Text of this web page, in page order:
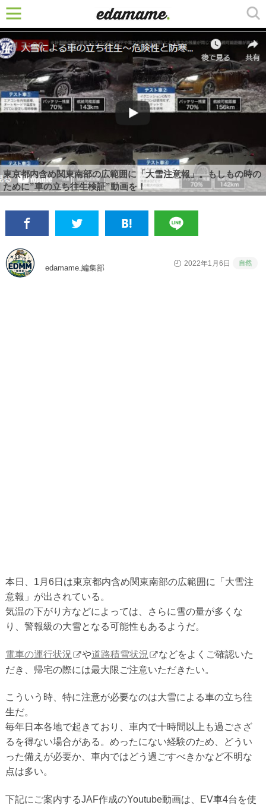
東京都内含め関東南部の広範囲に「大雪注意報」。もしもの時の
ために”車の立ち往生検証”動画を！
edamame.編集部
2022年1月6日 自然
本日、1月6日は東京都内含め関東南部の広範囲に「大雪注
意報」が出されている。
気温の下がり方などによっては、さらに雪の量が多くな
り、警報級の大雪となる可能性もあるようだ。
電車の運行状況 や道路積雪状況
などをよくご確認いた
だき、帰宅の際には最大限ご注意いただきたい。
こういう時、特に注意が必要なのは大雪による車の立ち往
生だ。
毎年日本各地で起きており、車内で十時間以上も過ごさざ
るを得ない場合がある。めったにない経験のため、どうい
った備えが必要か、車内ではどう過ごすべきかなど不明な
点は多い。
下記にご案内するJAF作成のYoutube動画は、EV車4台を使